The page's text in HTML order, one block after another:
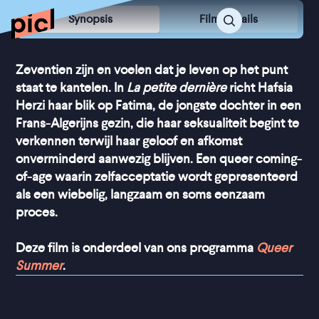
Synopsis Film Details
Zeventien zijn en voelen dat je leven op het punt
staat te kantelen. In La petite dernièrericht Hafsia
Herzi haar blik op Fatima, de jongste dochter in een
Frans-Algerijns gezin, die haar seksualiteit begint te
verkennen terwijl haar geloof en afkomst
onverminderd aanwezig blijven. Een queer coming-
of-age waarin zelfacceptatie wordt gepresenteerd
als een wiebelig, langzaam en soms eenzaam
proces.
Deze film is onderdeel van ons programma Queer
Summer.